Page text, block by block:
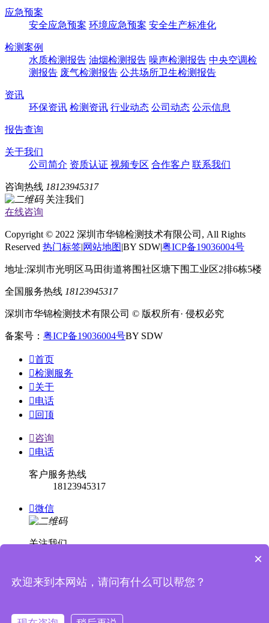
应急预案
安全应急预案 环境应急预案 安全生产标准化
检测案例
水质检测报告 油烟检测报告 噪声检测报告 中央空调检
测报告 废气检测报告 公共场所卫生检测报告
资讯
环保资讯 检测资讯 行业动态 公司动态 公示信息
报告查询
关于我们
公司简介 资质认证 视频专区 合作客户 联系我们
咨询热线 18123945317
关注我们
在线咨询
Copyright © 2022 深圳市华锦检测技术有限公司, All Rights
Reserved 热门标签|网站地图|BY SDW|粤ICP备19036004号
地址:深圳市光明区马田街道将围社区塘下围工业区2排6栋5楼
全国服务热线 18123945317
深圳市华锦检测技术有限公司 © 版权所有· 侵权必究
备案号： 粤ICP备19036004号BY SDW
首页
检测服务
关于
电话
 回顶
咨询
电话
客户服务热线
18123945317
微信
关注我们

消息提示
×
欢迎来到本网站，请问有什么可以帮您？